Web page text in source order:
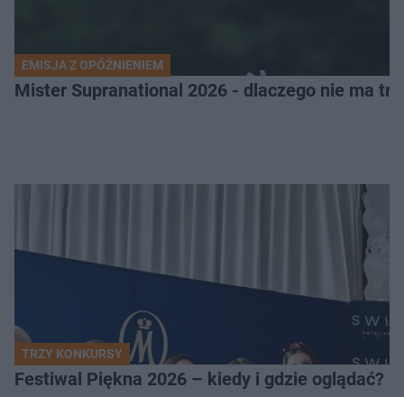
EMISJA Z OPÓŹNIENIEM
Mister Supranational 2026 - dlaczego nie ma
TRZY KONKURSY
Festiwal Piękna 2026 – kiedy i gdzie oglądać?